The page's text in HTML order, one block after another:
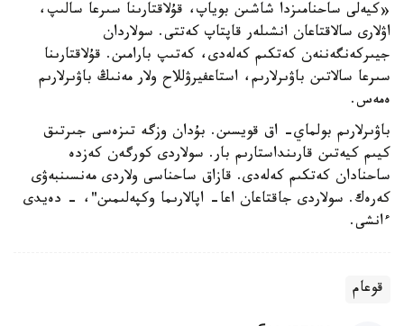
«كيەلى ساحنامىزدا شاشىن بوياپ، قۇلاقتارىنا سىرعا سالىپ،
اۋلارى سالاقتاعان انشىلەر قاپتاپ كەتتى. سولاردان
جيىركەنگەننەن كەتكىم كەلەدى، كەتىپ بارامىن. قۇلاقتارىنا
سىرعا سالاتىن باۋىرلارىم، استاعفيرۋللاح ولار مەنىڭ باۋىرلارىم
ەمەس.
باۋىرلارىم بولماي- اق قويسىن. بۇدان وزگە تىزەسى جىرتىق
كيىم كيەتىن قارىنداستارىم بار. سولاردى كورگەن كەزدە
ساحنادان كەتكىم كەلەدى. قازاق ساحناسى ولاردى مەنسىنبەۋى
كەرەك. سولاردى جاقتاعان اعا- اپالارىما وكپەلىمىن"، - دەيدى
ءانشى.
قوعام